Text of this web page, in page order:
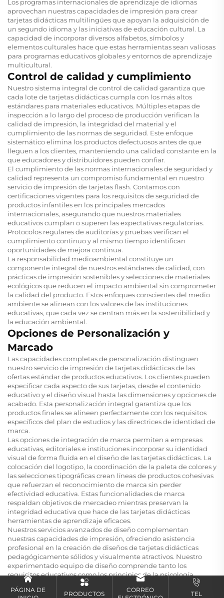
Los programas internacionales de aprendizaje de idiomas
aprovechan nuestras capacidades de impresión para crear
tarjetas didácticas multilingües que apoyan la adquisición de
un segundo idioma y las iniciativas de educación cultural. La
capacidad de incorporar diversos alfabetos, símbolos y
elementos culturales hace que estas herramientas sean valiosas
para programas educativos globales y entornos de aprendizaje
multicultural.
Control de calidad y cumplimiento
Nuestro sistema integral de control de calidad garantiza que
cada lote de tarjetas didácticas cumpla con los más altos
estándares para materiales educativos. Múltiples etapas de
inspección a lo largo del proceso de producción verifican la
calidad de impresión, la integridad del material y el
cumplimiento de las normas de seguridad. Este enfoque
sistemático elimina los productos defectuosos antes de que
lleguen a los clientes, manteniendo una calidad constante en la
que educadores y distribuidores pueden confiar.
El cumplimiento de las normas internacionales de seguridad y
calidad representa un compromiso fundamental en nuestro
servicio de impresión de tarjetas flash. Contamos con
certificaciones vigentes para los requisitos de seguridad de
productos infantiles en los principales mercados
internacionales, asegurando que nuestros materiales
educativos cumplan o superen las expectativas regulatorias.
Protocolos regulares de auditorías y pruebas verifican el
cumplimiento continuo y al mismo tiempo identifican
oportunidades de mejora continua.
La responsabilidad medioambiental constituye un
componente integral de nuestros estándares de calidad, con
prácticas de impresión sostenibles y selecciones de materiales
ecológicos que reducen el impacto ambiental sin comprometer
la calidad del producto. Estos enfoques conscientes del medio
ambiente se alinean con los valores de las instituciones
educativas, que cada vez se centran más en la sostenibilidad y
la educación ambiental.
Opciones de Personalización y
Marcado
Las capacidades completas de personalización distinguen
nuestro servicio de impresión de tarjetas didácticas de las
ofertas estándar de productos educativos. Los clientes pueden
especificar cada aspecto de sus tarjetas, desde el contenido
educativo y el diseño visual hasta las dimensiones y opciones de
acabado. Esta personalización integral garantiza que los
productos finales se alineen perfectamente con los requisitos
específicos del plan de estudios y las directrices de identidad de
marca.
Las opciones de integración de marca permiten a empresas
educativas, editoriales e instituciones incorporar su identidad
visual de forma fluida en el diseño de las tarjetas didácticas. La
colocación del logotipo, la coordinación de la paleta de colores y
las selecciones tipográficas crean líneas de productos cohesivas
que refuerzan el reconocimiento de marca sin perder
efectividad educativa. Estas funcionalidades de marca
respaldan objetivos de mercadeo mientras preservan la
integridad educativa que hace de las tarjetas didácticas
herramientas de aprendizaje eficaces.
Nuestros servicios avanzados de diseño complementan
nuestras capacidades de impresión, ofreciendo asistencia
profesional en la creación de diseños de tarjetas didácticas
pedagógicamente sólidos y visualmente atractivos. Nuestro
experimentado equipo de diseño comprende tanto los
requisitos educativos como los principios de la psicología
infantil, garantizando que los diseños personalizados optimicen
los resultados de aprendizaje al tiempo que mantienen un
PÁGINA DE
PRODUCTOS
CORREO
TEL